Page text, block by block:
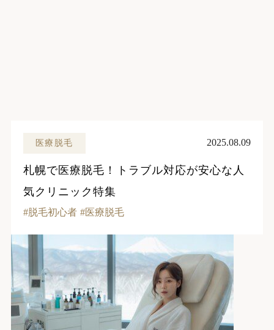
医療脱毛 2025.08.09
札幌で医療脱毛！トラブル対応が安心な人
気クリニック特集
脱毛初心者 医療脱毛